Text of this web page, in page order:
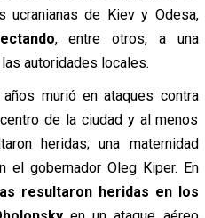
ucranianas de Kiev y Odesa,
, entre otros, a una
autoridades locales.
murió en ataques contra
de la ciudad y al menos
heridas; una maternidad
el gobernador Oleg Kiper. En
resultaron heridas en los